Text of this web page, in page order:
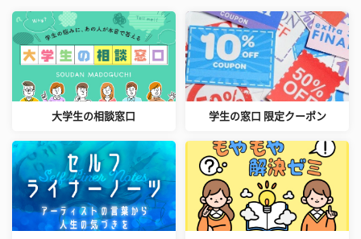
大学生の相談窓口 学生の窓口 限定クーポン